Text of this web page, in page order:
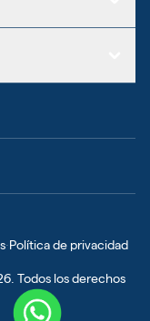
· Política de privacidad
. Todos los derechos